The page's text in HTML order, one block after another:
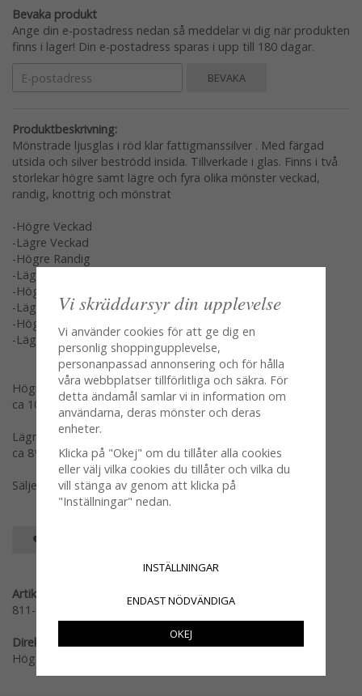
Bevaka produkt
Ange din e-postadress nedan så meddelar vi dig när produkten
finns i lager! Din e-postadress sparas i upp till 180 dagar.
BEVAKA
Produktbeskrivning:
Mönstrade ljusglas i röd klar fattigmanssilver . Med färgad
utsida och silver beströdd insida. Tillverkade i glas. Finns i två
storlekar högre samt lägre och fyra olika mönster veckad,
randig, knottrig och mönstrat
-Högre Veckad
-Lägre Veckad
-Högre Randig
-Lägre Randig
-Högre knottrig
-Lägre knottrig
-Högre Mönstrade
-Lägre Mönstrade
Högre
ca 10*10,5cm
Lägre
ca 8*8cm
Säljes var storlek samt nyans för sig ett och ett per styck
Artikelnummer:
811-900-30
Direktlänk:
Högerklicka och kopiera adressen
Vi skräddarsyr din upplevelse
Vi använder cookies för att ge dig en
personlig shoppingupplevelse,
personanpassad annonsering och för hålla
våra webbplatser tillförlitliga och säkra. För
detta ändamål samlar vi in information om
användarna, deras mönster och deras
enheter.
Klicka på "Okej" om du tillåter alla cookies
eller välj vilka cookies du tillåter och vilka du
vill stänga av genom att klicka på
"Inställningar" nedan.
INSTÄLLNINGAR
ENDAST NÖDVÄNDIGA
OKEJ